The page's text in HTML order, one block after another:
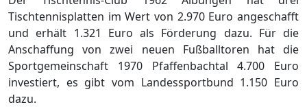
Tischtennisplatten im Wert von 2.970 Euro angeschafft
und erhält 1.321 Euro als Förderung dazu. Für die
Anschaffung von zwei neuen Fußballtoren hat die
Sportgemeinschaft 1970 Pfaffenbachtal 4.700 Euro
investiert, es gibt vom Landessportbund 1.150 Euro
dazu.